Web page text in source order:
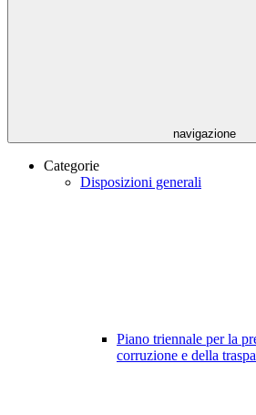
navigazione
Categorie
Disposizioni generali
Piano triennale per la
corruzione e della